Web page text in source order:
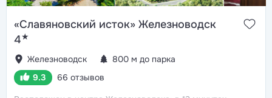
«Славяновский исток» Железноводск
4★
Железноводск
800 м до парка
9.3
66 отзывов